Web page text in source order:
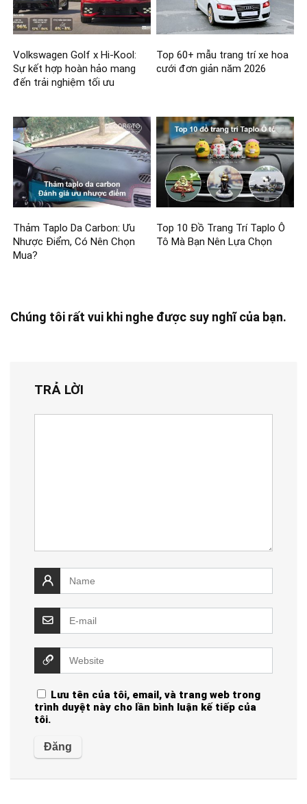
Volkswagen Golf x Hi-Kool:
Sự kết hợp hoàn hảo mang
đến trải nghiệm tối ưu
Top 60+ mẫu trang trí xe hoa
cưới đơn giản năm 2026
Thảm Taplo Da Carbon: Ưu
Nhược Điểm, Có Nên Chọn
Mua?
Top 10 Đồ Trang Trí Taplo Ô
Tô Mà Bạn Nên Lựa Chọn
Chúng tôi rất vui khi nghe được suy nghĩ của bạn.
TRẢ LỜI
Lưu tên của tôi, email, và trang web trong
trình duyệt này cho lần bình luận kế tiếp của
tôi.